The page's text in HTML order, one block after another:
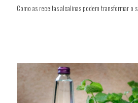
Como as receitas alcalinas podem transformar o